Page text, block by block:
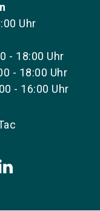
Uhr
- 18:00 Uhr
- 18:00 Uhr
- 16:00 Uhr